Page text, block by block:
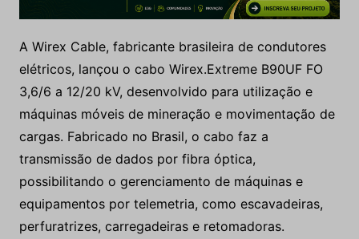
A Wirex Cable, fabricante brasileira de condutores
elétricos, lançou o cabo Wirex.Extreme B90UF FO
3,6/6 a 12/20 kV, desenvolvido para utilização e
máquinas móveis de mineração e movimentação de
cargas. Fabricado no Brasil, o cabo faz a
transmissão de dados por fibra óptica,
possibilitando o gerenciamento de máquinas e
equipamentos por telemetria, como escavadeiras,
perfuratrizes, carregadeiras e retomadoras.